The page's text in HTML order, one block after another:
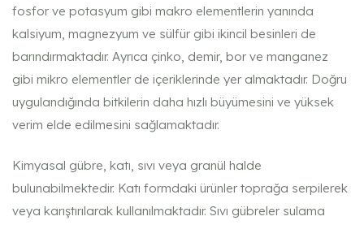
fosfor ve potasyum gibi makro elementlerin yanında
kalsiyum, magnezyum ve sülfür gibi ikincil besinleri de
barındırmaktadır. Ayrıca çinko, demir, bor ve manganez
gibi mikro elementler de içeriklerinde yer almaktadır. Doğru
uygulandığında bitkilerin daha hızlı büyümesini ve yüksek
verim elde edilmesini sağlamaktadır.
Kimyasal gübre, katı, sıvı veya granül halde
bulunabilmektedir. Katı formdaki ürünler toprağa serpilerek
veya karıştırılarak kullanılmaktadır. Sıvı gübreler sulama